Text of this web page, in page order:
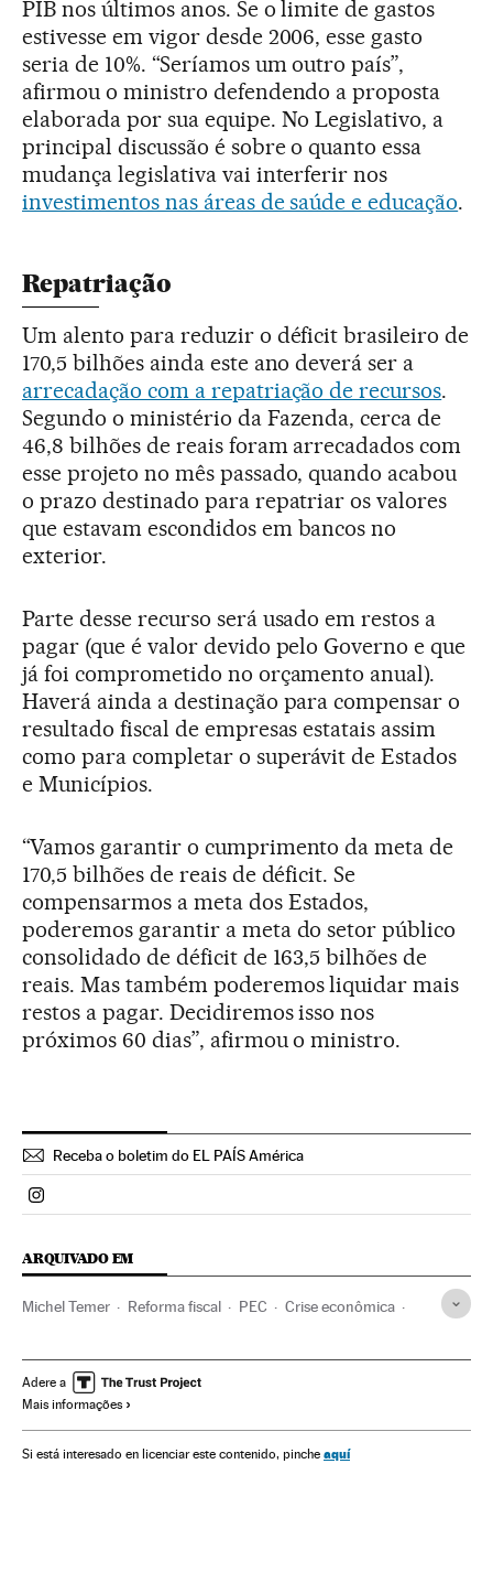
PIB nos últimos anos. Se o limite de gastos
estivesse em vigor desde 2006, esse gasto
seria de 10%. “Seríamos um outro país”,
afirmou o ministro defendendo a proposta
elaborada por sua equipe. No Legislativo, a
principal discussão é sobre o quanto essa
mudança legislativa vai interferir nos
investimentos nas áreas de saúde e educação.
Repatriação
Um alento para reduzir o déficit brasileiro de
170,5 bilhões ainda este ano deverá ser a
arrecadação com a repatriação de recursos.
Segundo o ministério da Fazenda, cerca de
46,8 bilhões de reais foram arrecadados com
esse projeto no mês passado, quando acabou
o prazo destinado para repatriar os valores
que estavam escondidos em bancos no
exterior.
Parte desse recurso será usado em restos a
pagar (que é valor devido pelo Governo e que
já foi comprometido no orçamento anual).
Haverá ainda a destinação para compensar o
resultado fiscal de empresas estatais assim
como para completar o superávit de Estados
e Municípios.
“Vamos garantir o cumprimento da meta de
170,5 bilhões de reais de déficit. Se
compensarmos a meta dos Estados,
poderemos garantir a meta do setor público
consolidado de déficit de 163,5 bilhões de
reais. Mas também poderemos liquidar mais
restos a pagar. Decidiremos isso nos
próximos 60 dias”, afirmou o ministro.
Receba o boletim do EL PAÍS América
Politica El País Brasil en Instagram
ARQUIVADO EM
Michel Temer Reforma fiscal PEC Crise econômica
Recessão econômica Desemprego
Conjuntura econômica
Reformas políticas Governo Brasil Brasil Emprego
Adere a
Mais informações
Si está interesado en licenciar este contenido, pinche aquí